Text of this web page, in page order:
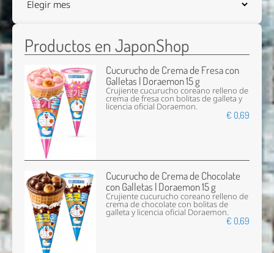
Productos en JaponShop
Cucurucho de Crema de Fresa con
Galletas | Doraemon 15 g
Crujiente cucurucho coreano relleno de
crema de fresa con bolitas de galleta y
licencia oficial Doraemon.
€ 0,69
Cucurucho de Crema de Chocolate
con Galletas | Doraemon 15 g
Crujiente cucurucho coreano relleno de
crema de chocolate con bolitas de
galleta y licencia oficial Doraemon.
€ 0,69